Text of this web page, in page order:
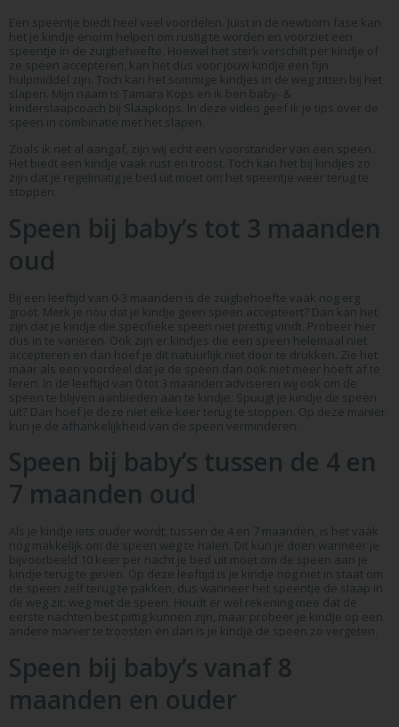
Een speentje biedt heel veel voordelen. Juist in de newborn fase kan
het je kindje enorm helpen om rustig te worden en voorziet een
speentje in de zuigbehoefte. Hoewel het sterk verschilt per kindje of
ze speen accepteren, kan het dus voor jouw kindje een fijn
hulpmiddel zijn. Toch kan het sommige kindjes in de weg zitten bij het
slapen. Mijn naam is Tamara Kops en ik ben baby- &
kinderslaapcoach bij Slaapkops. In deze video geef ik je tips over de
speen in combinatie met het slapen.
Zoals ik net al aangaf, zijn wij echt een voorstander van een speen.
Het biedt een kindje vaak rust en troost. Toch kan het bij kindjes zo
zijn dat je regelmatig je bed uit moet om het speentje weer terug te
stoppen.
Speen bij baby’s tot 3 maanden
oud
Bij een leeftijd van 0-3 maanden is de zuigbehoefte vaak nog erg
groot. Merk je nou dat je kindje geen speen accepteert? Dan kan het
zijn dat je kindje die specifieke speen niet prettig vindt. Probeer hier
dus in te variëren. Ook zijn er kindjes die een speen helemaal niet
accepteren en dan hoef je dit natuurlijk niet door te drukken. Zie het
maar als een voordeel dat je de speen dan ook niet meer hoeft af te
leren. In de leeftijd van 0 tot 3 maanden adviseren wij ook om de
speen te blijven aanbieden aan te kindje. Spuugt je kindje de speen
uit? Dan hoef je deze niet elke keer terug te stoppen. Op deze manier
kun je de afhankelijkheid van de speen verminderen.
Speen bij baby’s tussen de 4 en
7 maanden oud
Als je kindje iets ouder wordt, tussen de 4 en 7 maanden, is het vaak
nog makkelijk om de speen weg te halen. Dit kun je doen wanneer je
bijvoorbeeld 10 keer per nacht je bed uit moet om de speen aan je
kindje terug te geven. Op deze leeftijd is je kindje nog niet in staat om
de speen zelf terug te pakken, dus wanneer het speentje de slaap in
de weg zit: weg met de speen. Houdt er wel rekening mee dat de
eerste nachten best pittig kunnen zijn, maar probeer je kindje op een
andere manier te troosten en dan is je kindje de speen zo vergeten.
Speen bij baby’s vanaf 8
maanden en ouder